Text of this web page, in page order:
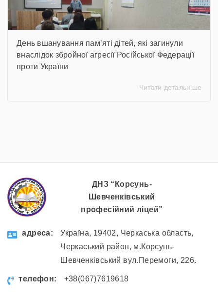
День вшанування пам’яті дітей, які загинули
внаслідок збройної агресії Російської Федерації
проти України
Читати детальніше
ДНЗ “Корсунь-
Шевченківський
професійний ліцей”
aдресa:
Україна, 19402, Черкаська область,
Черкаський район, м.Корсунь-
Шевченківський вул.Перемоги, 226.
телефон: +38(067)7619618